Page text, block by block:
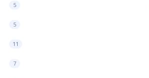
5
5
11
7